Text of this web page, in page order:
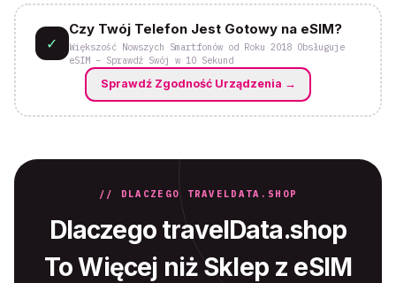
✓
Czy Twój Telefon Jest Gotowy na eSIM?
Większość Nowszych Smartfonów od Roku 2018 Obsługuje
eSIM – Sprawdź Swój w 10 Sekund
Sprawdź Zgodność Urządzenia →
// DLACZEGO TRAVELDATA.SHOP
Dlaczego travelData.shop
To Więcej niż Sklep z eSIM